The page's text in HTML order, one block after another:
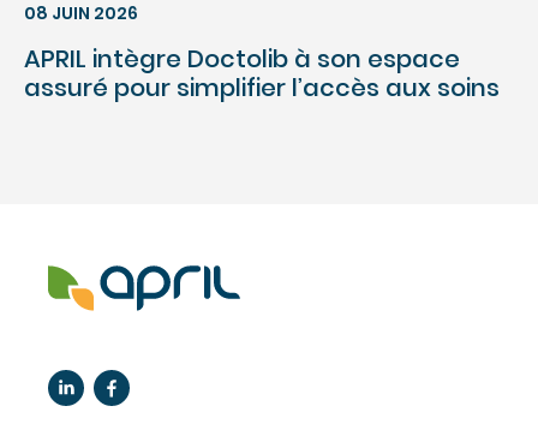
08 JUIN 2026
APRIL intègre Doctolib à son espace
assuré pour simplifier l’accès aux soins